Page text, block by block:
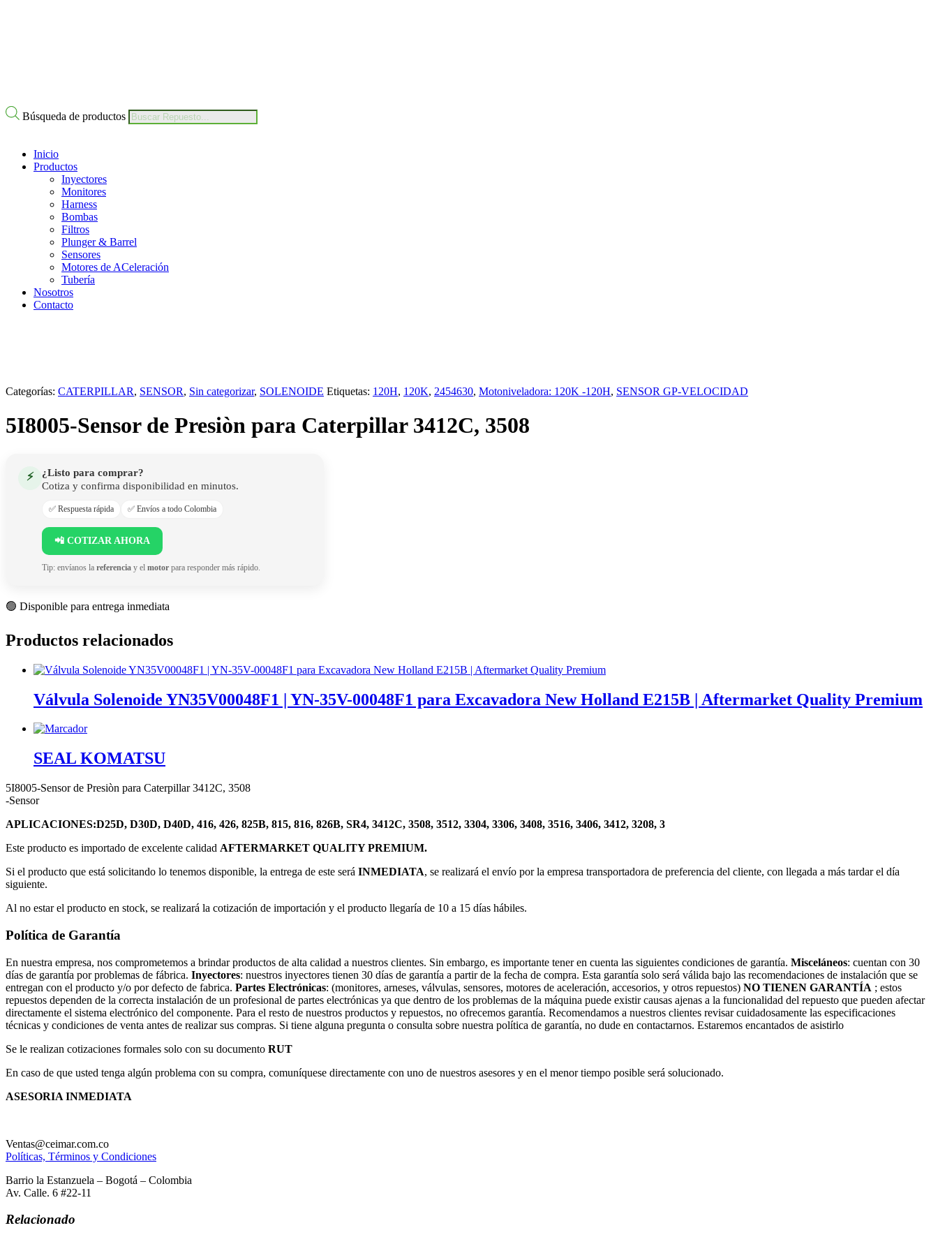
Búsqueda de productos
Inicio
Productos
Inyectores
Monitores
Harness
Bombas
Filtros
Plunger & Barrel
Sensores
Motores de ACeleración
Tubería
Nosotros
Contacto
Categorías: CATERPILLAR, SENSOR, Sin categorizar, SOLENOIDE Etiquetas: 120H, 120K, 2454630, Motoniveladora: 120K -120H, SENSOR GP-VELOCIDAD
5I8005-Sensor de Presiòn para Caterpillar 3412C, 3508
⚡
¿Listo para comprar?
Cotiza y confirma disponibilidad en minutos.
✅ Respuesta rápida ✅ Envíos a todo Colombia
📲 COTIZAR AHORA
Tip: envíanos la referencia y el motor para responder más rápido.
🟢 Disponible para entrega inmediata
Productos relacionados
Válvula Solenoide YN35V00048F1 | YN-35V-00048F1 para Excavadora New Holland E215B | Aftermarket Quality Premium
SEAL KOMATSU
5I8005-Sensor de Presiòn para Caterpillar 3412C, 3508
-Sensor
APLICACIONES:D25D, D30D, D40D, 416, 426, 825B, 815, 816, 826B, SR4, 3412C, 3508, 3512, 3304, 3306, 3408, 3516, 3406, 3412, 3208, 3
Este producto es importado de excelente calidad AFTERMARKET QUALITY PREMIUM.
Si el producto que está solicitando lo tenemos disponible, la entrega de este será INMEDIATA, se realizará el envío por la empresa transportadora de preferencia del cliente, con llegada a más tardar el día
siguiente.
Al no estar el producto en stock, se realizará la cotización de importación y el producto llegaría de 10 a 15 días hábiles.
Política de Garantía
En nuestra empresa, nos comprometemos a brindar productos de alta calidad a nuestros clientes. Sin embargo, es importante tener en cuenta las siguientes condiciones de garantía. Misceláneos: cuentan con 30
días de garantía por problemas de fábrica. Inyectores: nuestros inyectores tienen 30 días de garantía a partir de la fecha de compra. Esta garantía solo será válida bajo las recomendaciones de instalación que se
entregan con el producto y/o por defecto de fabrica. Partes Electrónicas: (monitores, arneses, válvulas, sensores, motores de aceleración, accesorios, y otros repuestos) NO TIENEN GARANTÍA ; estos
repuestos dependen de la correcta instalación de un profesional de partes electrónicas ya que dentro de los problemas de la máquina puede existir causas ajenas a la funcionalidad del repuesto que pueden afectar
directamente el sistema electrónico del componente. Para el resto de nuestros productos y repuestos, no ofrecemos garantía. Recomendamos a nuestros clientes revisar cuidadosamente las especificaciones
técnicas y condiciones de venta antes de realizar sus compras. Si tiene alguna pregunta o consulta sobre nuestra política de garantía, no dude en contactarnos. Estaremos encantados de asistirlo
Se le realizan cotizaciones formales solo con su documento RUT
En caso de que usted tenga algún problema con su compra, comuníquese directamente con uno de nuestros asesores y en el menor tiempo posible será solucionado.
ASESORIA INMEDIATA
Ventas@ceimar.com.co
Políticas, Términos y Condiciones
Barrio la Estanzuela – Bogotá – Colombia
Av. Calle. 6 #22-11
Relacionado